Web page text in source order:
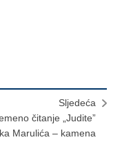
Sljedeća
čitanje „Judite”
Marulića – kamena